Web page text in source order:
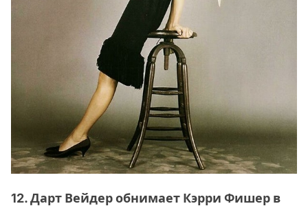
12. Дарт Вейдер обнимает Кэрри Фишер в